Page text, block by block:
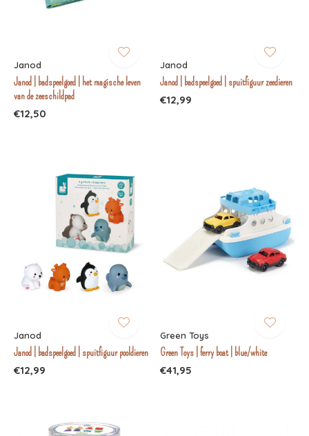
Janod
Janod | badspeelgoed | het magische leven
van de zeeschildpad
€12,50
Janod
Janod | badspeelgoed | spuitfiguur zeedieren
€12,99
Janod
Janod | badspeelgoed | spuitfiguur pooldieren
€12,99
Green Toys
Green Toys | ferry boat | blue/white
€41,95